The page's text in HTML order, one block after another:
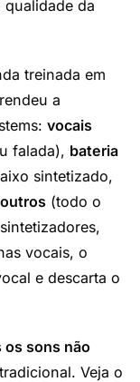
qualidade da
treinada em
a
vocais
falada), bateria
sintetizado,
outros (todo o
vocais, o
e descarta o
os sons não
Veja o